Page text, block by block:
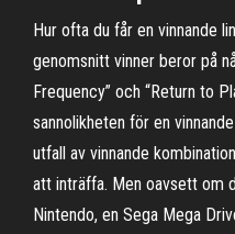
Hur ofta du får en vinnande
genomsnitt vinner beror på
Frequency” och “Return to
sannolikheten för en
utfall av vinnande
att inträffa. Men oavsett om
Nintendo, en Sega Mega